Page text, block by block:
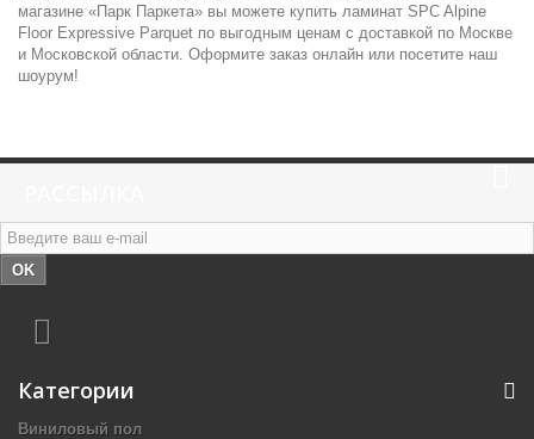
магазине «Парк Паркета» вы можете купить ламинат SPC Alpine
Floor Expressive Parquet по выгодным ценам с доставкой по Москве
и Московской области. Оформите заказ онлайн или посетите наш
шоурум!
OK
Категории
Виниловый пол